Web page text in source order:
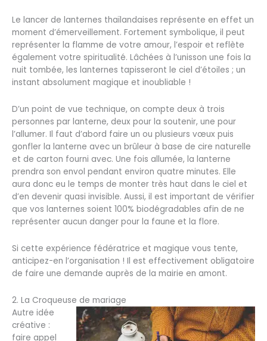
Le lancer de lanternes thaïlandaises représente en effet un
moment d’émerveillement. Fortement symbolique, il peut
représenter la flamme de votre amour, l’espoir et reflète
également votre spiritualité. Lâchées à l’unisson une fois la
nuit tombée, les lanternes tapisseront le ciel d’étoiles ; un
instant absolument magique et inoubliable !
D’un point de vue technique, on compte deux à trois
personnes par lanterne, deux pour la soutenir, une pour
l’allumer. Il faut d’abord faire un ou plusieurs vœux puis
gonfler la lanterne avec un brûleur à base de cire naturelle
et de carton fourni avec. Une fois allumée, la lanterne
prendra son envol pendant environ quatre minutes. Elle
aura donc eu le temps de monter très haut dans le ciel et
d’en devenir quasi invisible. Aussi, il est important de vérifier
que vos lanternes soient 100% biodégradables afin de ne
représenter aucun danger pour la faune et la flore.
Si cette expérience fédératrice et magique vous tente,
anticipez-en l’organisation ! Il est effectivement obligatoire
de faire une demande auprès de la mairie en amont.
2. La Croqueuse de mariage
Autre idée
créative :
faire appel